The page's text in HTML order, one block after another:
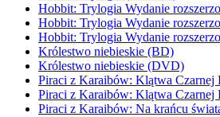
Hobbit: Trylogia Wydanie
Hobbit: Trylogia Wydanie
Hobbit: Trylogia Wydanie
Królestwo niebieskie (BD)
Królestwo niebieskie (DVD)
Piraci z Karaibów: Klątwa Czarnej
Piraci z Karaibów: Klątwa Czarnej
Piraci z Karaibów: Na krańcu